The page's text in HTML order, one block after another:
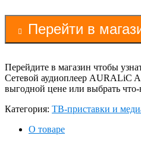
Перейти в
Перейдите в магазин чтобы
Сетевой аудиоплеер AURALiC
выгодной цене или выбрать
Категория: ТВ-приставки и
О товаре